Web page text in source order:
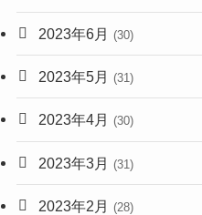
2023年6月 (30)
2023年5月 (31)
2023年4月 (30)
2023年3月 (31)
2023年2月 (28)